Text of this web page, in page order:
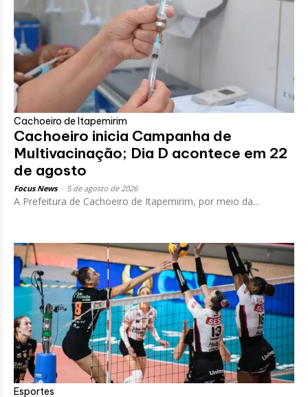
Cachoeiro de Itapemirim
Cachoeiro inicia Campanha de
Multivacinação; Dia D acontece em 22
de agosto
Focus News 5 de agosto de 2026
A Prefeitura de Cachoeiro de Itapemirim, por meio da...
Esportes